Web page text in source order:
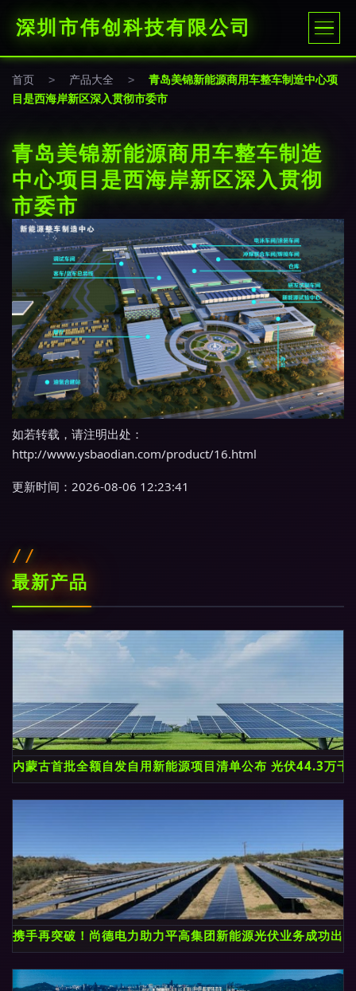
深圳市伟创科技有限公司
首页 > 产品大全 >
青岛美锦新能源商用车整车制造中心项
目是西海岸新区深入贯彻市委市
青岛美锦新能源商用车整车制造
中心项目是西海岸新区深入贯彻
市委市
如若转载，请注明出处：
http://www.ysbaodian.com/product/16.html
更新时间：2026-08-06 12:23:41
最新产品
内蒙古首批全额自发自用新能源项目清单公布 光伏44.3万千
携手再突破！尚德电力助力平高集团新能源光伏业务成功出